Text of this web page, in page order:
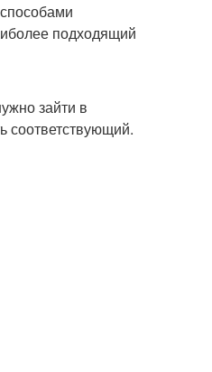
подходящий
зайти в
соответствующий.